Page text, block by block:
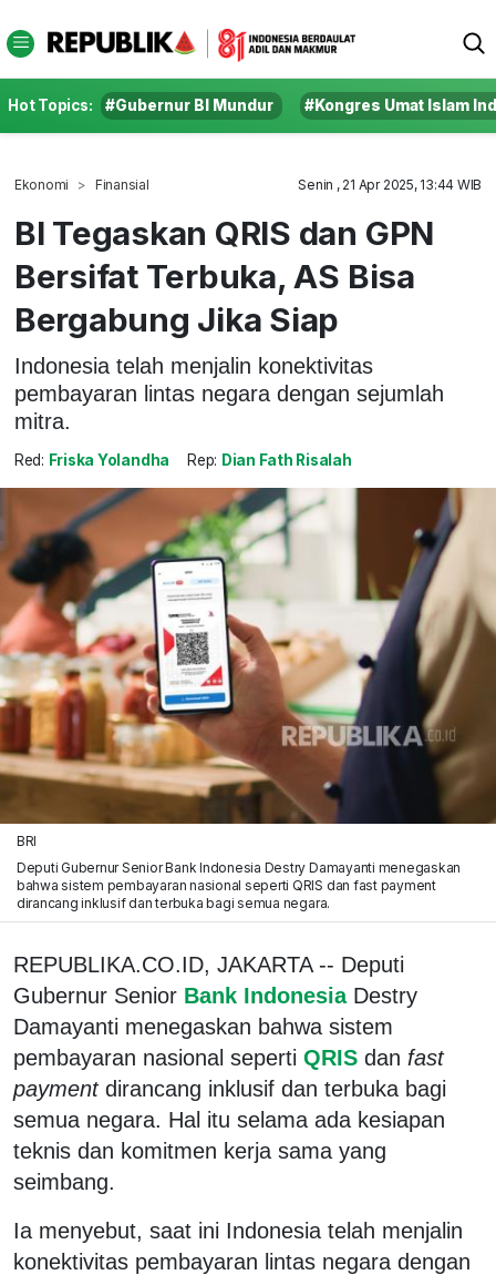
Hot Topics: #Gubernur BI Mundur #Kongres Umat Islam
Ekonomi Finansial Senin , 21 Apr 2025, 13:44 WIB
BI Tegaskan QRIS dan GPN
Bersifat Terbuka, AS Bisa
Bergabung Jika Siap
Indonesia telah menjalin konektivitas
pembayaran lintas negara dengan sejumlah
mitra.
Red: Friska Yolandha Rep: Dian Fath Risalah
BRI
Deputi Gubernur Senior Bank Indonesia Destry Damayanti menegaskan
bahwa sistem pembayaran nasional seperti QRIS dan fast payment
dirancang inklusif dan terbuka bagi semua negara.
REPUBLIKA.CO.ID, JAKARTA -- Deputi
Gubernur Senior Bank Indonesia Destry
Damayanti menegaskan bahwa sistem
pembayaran nasional seperti QRIS dan fast
paymentdirancang inklusif dan terbuka bagi
semua negara. Hal itu selama ada kesiapan
teknis dan komitmen kerja sama yang
seimbang.
Ia menyebut, saat ini Indonesia telah menjalin
konektivitas pembayaran lintas negara dengan